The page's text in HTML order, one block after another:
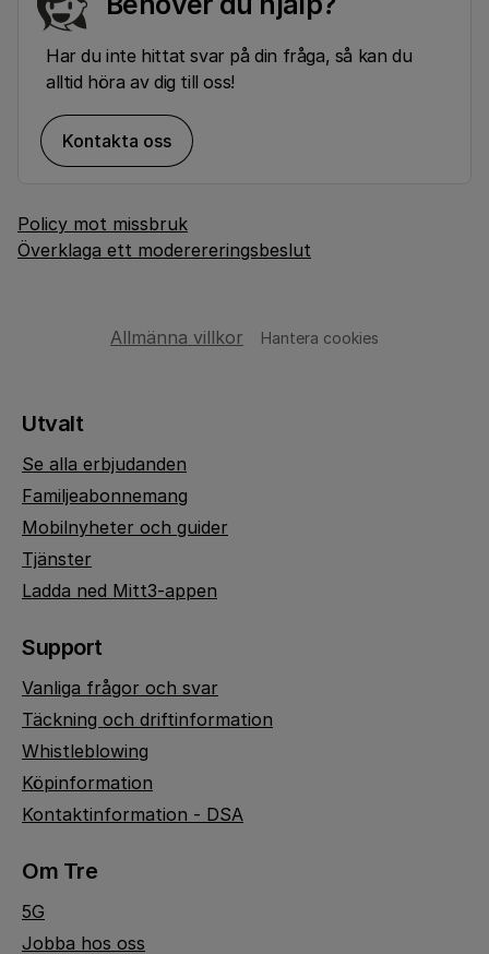
Har du inte hittat svar på din fråga, så kan du
alltid höra av dig till oss!
Kontakta oss
Policy mot missbruk
Överklaga ett moderereringsbeslut
Allmänna villkor Hantera cookies
Utvalt
Se alla erbjudanden
Familjeabonnemang
Mobilnyheter och guider
Tjänster
Ladda ned Mitt3-appen
Support
Vanliga frågor och svar
Täckning och driftinformation
Whistleblowing
Köpinformation
Kontaktinformation - DSA
Om Tre
5G
Jobba hos oss